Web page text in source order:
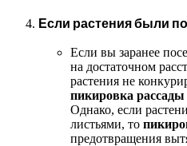
Если растения были
Если вы заранее
на достаточном
растения не
пикировка рассады
Однако, если
листьями, то
предотвращения